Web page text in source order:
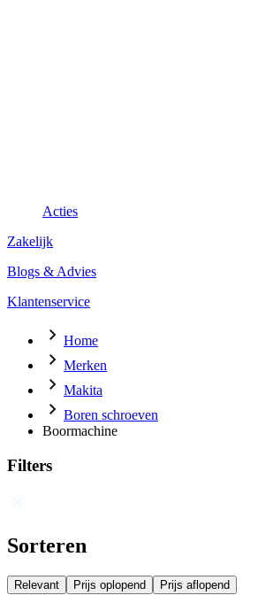
Acties
Zakelijk
Blogs & Advies
Klantenservice
Home
Merken
Makita
Boren schroeven
Boormachine
Filters
Sorteren
Relevant Prijs oplopend Prijs aflopend